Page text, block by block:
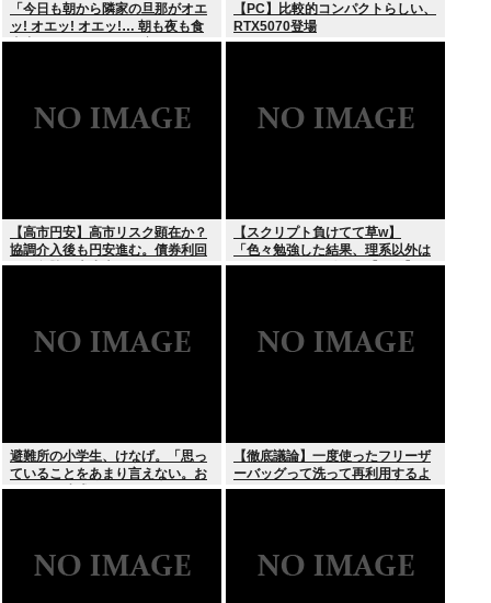
「今日も朝から隣家の旦那がオエ
ッ! オエッ! オエッ!… 朝も夜も食
事中もかなりえづきの音がして不
【PC】比較的コンパクトらしい、
RTX5070登場
【高市円安】高市リスク顕在か？
協調介入後も円安進む。債券利回
りは急騰。大丈夫なのか？
【スクリプト負けてて草w】
「色々勉強した結果、理系以外は
エラー品だと気付いた【ガチ】」
避難所の小学生、けなげ。「思っ
ていることをあまり言えない。お
母さんに迷惑かけるから」
【徹底議論】一度使ったフリーザ
ーバッグって洗って再利用するよ
な？